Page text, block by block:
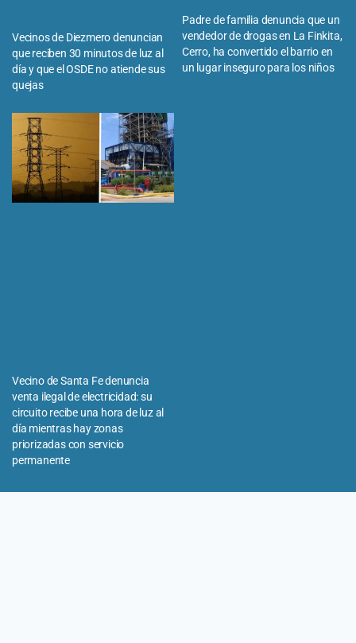
Vecinos de Diezmero denuncian
que reciben 30 minutos de luz al
día y que el OSDE no atiende sus
quejas
Padre de familia denuncia que un
vendedor de drogas en La Finkita,
Cerro, ha convertido el barrio en
un lugar inseguro para los niños
Vecino de Santa Fe denuncia
venta ilegal de electricidad: su
circuito recibe una hora de luz al
día mientras hay zonas
priorizadas con servicio
permanente